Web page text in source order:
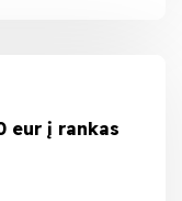
eur į rankas